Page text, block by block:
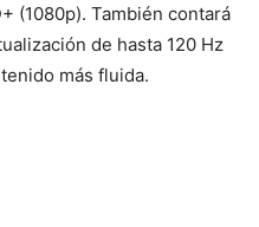
(1080p). También contará
de hasta 120 Hz
más fluida.